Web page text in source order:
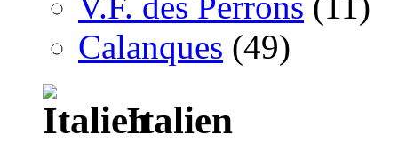
Calanques (49)
Italien